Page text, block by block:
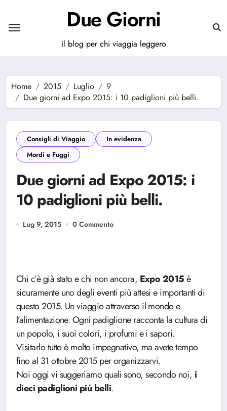
contenuto
Due Giorni
il blog per chi viaggia leggero
Home 2015 Luglio
9
Due giorni ad Expo 2015: i 10 padiglioni più belli.
Consigli di Viaggio
In evidenza
Mordi e Fuggi
Due giorni ad Expo 2015: i
10 padiglioni più belli.
Lug 9, 2015 0 Commento
Chi c’è già stato e chi non ancora, Expo 2015è
sicuramente uno degli eventi più attesi e importanti di
questo 2015. Un viaggio attraverso il mondo e
l’alimentazione. Ogni padiglione racconta la cultura di
un popolo, i suoi colori, i profumi e i sapori.
Visitarlo tutto è molto impegnativo, ma avete tempo
fino al 31 ottobre 2015 per organizzarvi.
Noi oggi vi suggeriamo quali sono, secondo noi, i
dieci padiglioni più belli.